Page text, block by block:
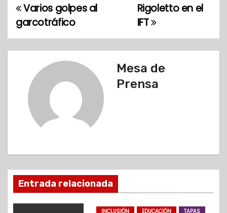
N
a
v
i
ó
n
Rigoletto en el
IFT
Varios golpes al
garcotráfico
Mesa de
Prensa
Entrada relacionada
INCLUSIÓN EDUCACIÓN TAPAS